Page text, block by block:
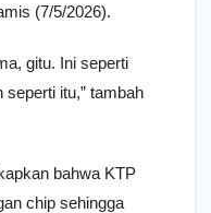
(7/5/2026).
gitu. Ini seperti
itu,” tambah
bahwa KTP
chip sehingga